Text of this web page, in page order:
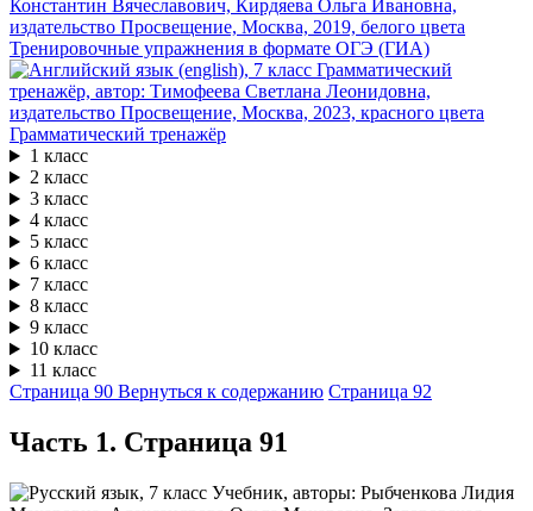
Тренировочные упражнения в формате ОГЭ (ГИА)
Грамматический тренажёр
1 класс
2 класс
3 класс
4 класс
5 класс
6 класс
7 класс
8 класс
9 класс
10 класс
11 класс
Страница 90 Вернуться к содержанию Страница 92
Часть 1. Cтраница 91